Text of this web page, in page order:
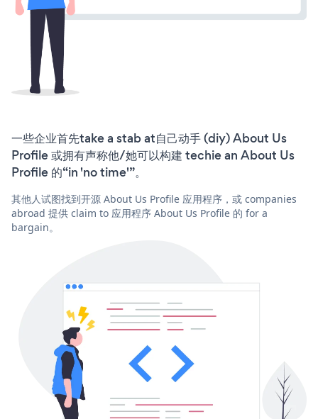
一些企业首先take a stab at自己动手 (diy) About Us
Profile 或拥有声称他/她可以构建 techie an About Us
Profile 的“in 'no time'”。
其他人试图找到开源 About Us Profile 应用程序，或 companies
abroad 提供 claim to 应用程序 About Us Profile 的 for a
bargain。